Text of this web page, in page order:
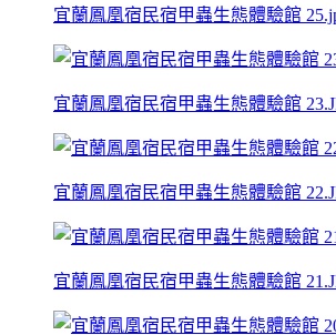
宜蘭鳳凰宿民宿甲蟲生態體驗館
宜蘭鳳凰宿民宿甲蟲生態體驗館
宜蘭鳳凰宿民宿甲蟲生態體驗館
宜蘭鳳凰宿民宿甲蟲生態體驗館